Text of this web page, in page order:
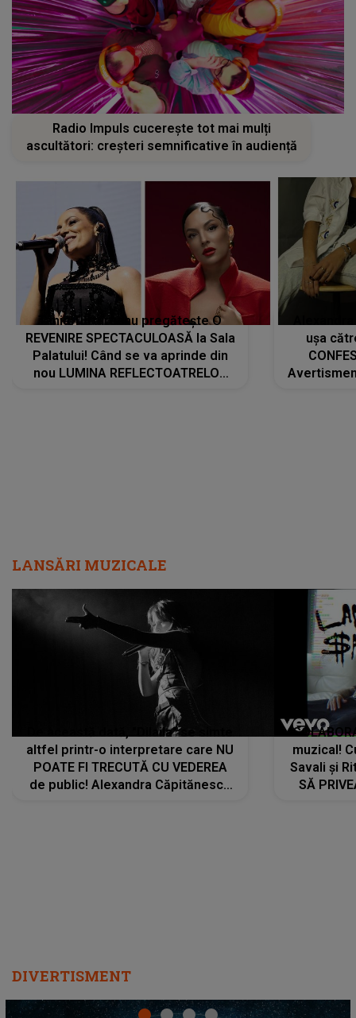
Radio Impuls cucerește tot mai mulți
ascultători: creșteri semnificative în audiență
Tania Turtureanu pregătește O
REVENIRE SPECTACULOASĂ la Sala
Palatului! Când se va aprinde din
nou LUMINA REFLECTOATRELOR
ușa
LANSĂRI MUZICALE
De această dată, "Dilaila" se simte
altfel printr-o interpretare care NU
POATE FI TRECUTĂ CU VEDEREA
de public! Alexandra Căpitănescu
muzical!
Savali și
SĂ
DIVERTISMENT